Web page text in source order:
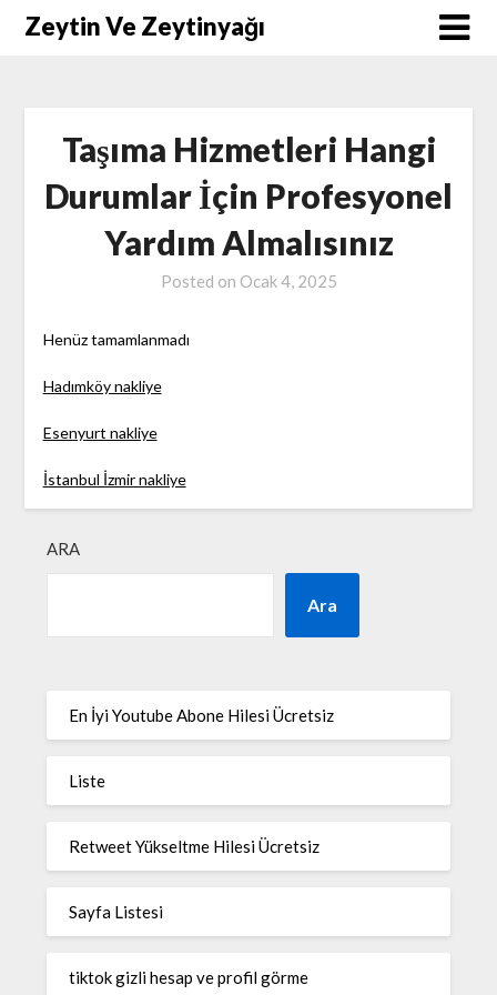
SkipZeytin Ve Zeytinyağı
Taşıma Hizmetleri Hangi
Durumlar İçin Profesyonel
Yardım Almalısınız
Posted on Ocak 4, 2025
Henüz tamamlanmadı
Hadımköy nakliye
Esenyurt nakliye
İstanbul İzmir nakliye
ARA
Ara
En İyi Youtube Abone Hilesi Ücretsiz
Liste
Retweet Yükseltme Hilesi Ücretsiz
Sayfa Listesi
tiktok gizli hesap ve profil görme